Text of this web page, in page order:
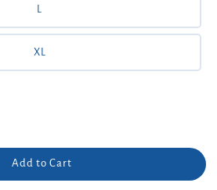
L
XL
Add to Cart